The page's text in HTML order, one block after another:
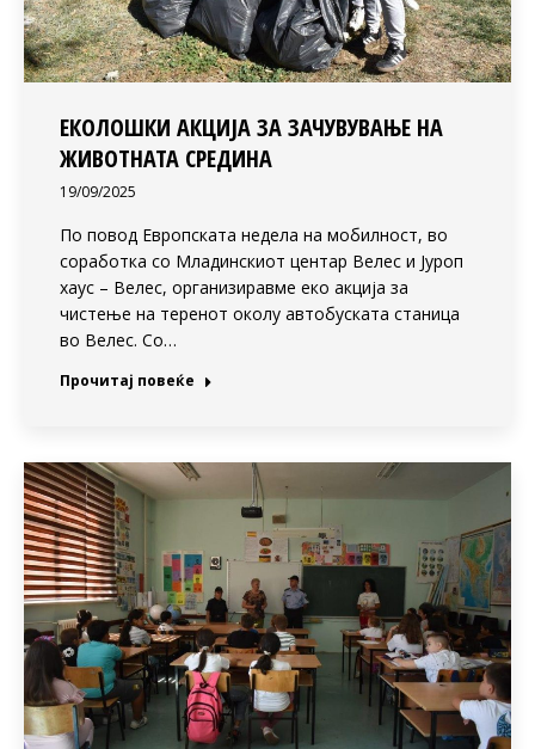
ЕКОЛОШКИ АКЦИЈА ЗА ЗАЧУВУВАЊЕ НА
ЖИВОТНАТА СРЕДИНА
19/09/2025
По повод Европската недела на мобилност, во
соработка со Младинскиот центар Велес и Јуроп
хаус – Велес, организиравме еко акција за
чистење на теренот околу автобуската станица
во Велес. Со…
Прочитај повеќе